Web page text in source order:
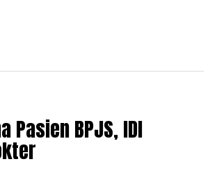
Pasien BPJS, IDI